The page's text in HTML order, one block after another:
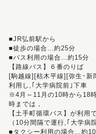
■JR弘前駅から
■徒歩の場合…約25分
■バス利用の場合…約15分
【路線バス】６番のりば
[駒越線][枯木平線][弥生･新
利用し,｢大学病院前｣下車
※4月～11月の10時から18
時までは，
【土手町循環バス】が利用
（10分間隔で運行,｢大学病
■タクシー利用の場合…約